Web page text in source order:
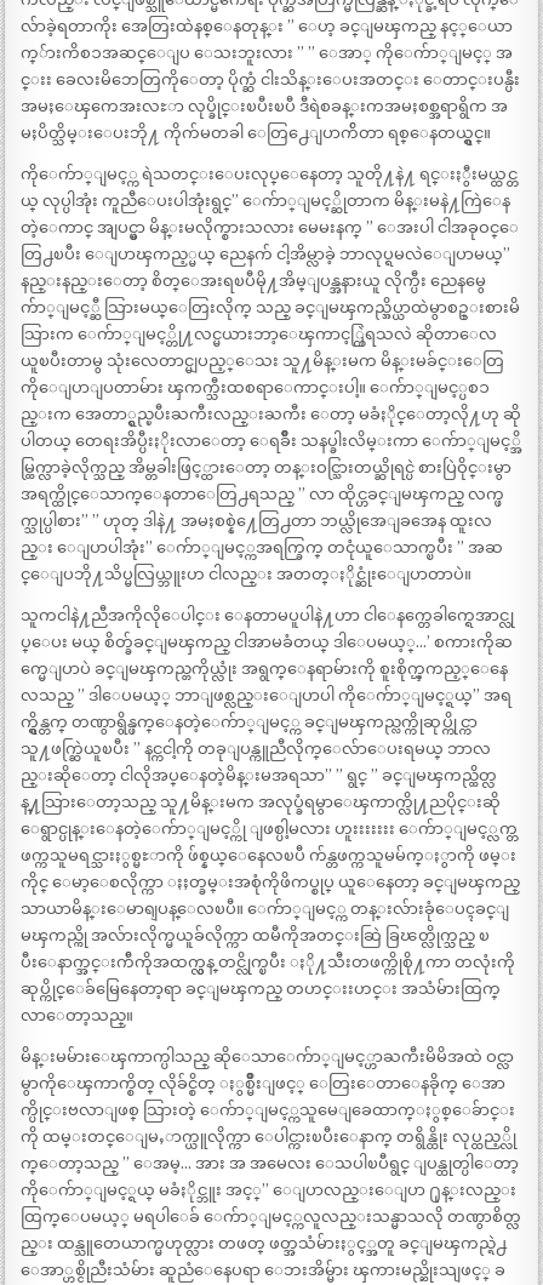
လ်ာခဲ့ရတာကိုး အေတြးထဲနစ္ေနတုန္း ” ေဟ့ ခင္ျမၾကည္ နင့္ေယာ
က္်ားကိစၥအဆင္ေျပ ေသးဘူးလား ” ” ေအာ္ ကိုေက်ာ္ျမင့္ အ
င္းး ခေလးမိဘေတြကိုေတာ့ ပိုက္ဆံ ငါးသိန္းေပးအတင္း ေတာင္းပန္ပီး
အမႈေၾကေအးလႊာ လုပ္ခိုင္းၿပီးၿပီ ဒီရဲစခန္းကအမႈစစ္အရာရွိက အ
မႈပိတ္သိမ္းေပးဘို႔ ကိုက်မတခါ ေတြ႕ေျပာက်ိတာ ရစ္ေနတယ္ရွင္။
ကိုေက်ာ္ျမင့္က ရဲသတင္းေပးလုပ္ေနေတာ့ သူတို႔နဲ႔ ရင္းႏွီးမယ္ထင္တ
ယ္ လုပ္ပါအုံး ကူညီေပးပါအုံးရွင္” ေက်ာ္ျမင့္ဆိုတာက မိန္းမနဲ႔ကြဲေန
တဲ့ေကာင္ အျပင္မွာ မိန္းမလိုက္စားသလား မေမးနက္ ” ေအးပါ ငါအခုဝင္ေ
တြ႕ၿပီး ေျပာၾကည့္မယ္ ညေနက် ငါ့အိမ္လာခဲ့ ဘာလုပ္ရမလဲေျပာမယ္”
နည္းနည္းေတာ့ စိတ္ေအးရၿပီမို႔အိမ္ျပန္အနားယူ လိုက္ပီး ညေနမွေ
က်ာ္ျမင့္ဆီ သြားမယ္ေတြးလိုက္ သည္ ခင္ျမၾကည္အိပ္ယာထဲမွာစဥ္းစားမိ
သြားက ေက်ာ္ျမင့္တို႔လင္မယားဘာ့ေၾကာင့္ကြဲရသလဲ ဆိုတာေလ
ယူၿပီးတာမွ သုံးလေတာင္မျပည့္ေသး သူ႔မိန္းမက မိန္းမခ်င္းေတြ
ကိုေျပာျပတာမ်ား ၾကက္သီးထစရာေကာင္းပါ့။ ေက်ာ္ျမင့္ပစၥ
ည္းက အေတာ္ရွည္ၿပီးႀကီးလည္းႀကီး ေတာ့ မခံႏိုင္ေတာ့လို႔ဟု ဆို
ပါတယ္ တေရးအိပ္ပီးႏိုးလာေတာ့ ေရခ်ိဳး သနပ္ခါးလိမ္းကာ ေက်ာ္ျမင့္အိ
မ္ထြက္လာခဲ့လိုက္သည္ အိမ္တခါးဖြင့္ထားေတာ့ တန္းဝင္သြားတယ္ဆိုရင္ပဲ စားပြဲဝိုင္းမွာ
အရက္ထိုင္ေသာက္ေနတာေတြ႕ရသည္ ” လာ ထိုင္ဟခင္ျမၾကည္ လက္ဖ
က္သုပ္ပါစား” ” ဟုတ္ ဒါနဲ႔ အမႈစစ္နဲ႔ေတြ႕တာ ဘယ္လိုအေျခအေန ထူးလ
ည္း ေျပာပါအုံး” ေက်ာ္ျမင့္ကအရက္ခြက္ တငုံယူေသာက္ၿပီး ” အဆ
င္ေျပဘို႔သိပ္မလြယ္ဘူးဟ ငါလည္း အတတ္ႏိုင္ဆုံးေျပာတာပဲ။
သူကငါနဲ႔ညီအကိုလိုေပါင္း ေနတာမပူပါနဲ႔ဟာ ငါေနက္တေခါက္ရေအာင္လု
ပ္ေပး မယ္ စိတ္ခ်ခင္ျမၾကည္ ငါအာမခံတယ္ ဒါေပမယ့္…’ စကားကိုဆ
က္မေျပာပဲ ခင္ျမၾကည္တကိုယ္လုံး အရွက္ေနရာမ်ားကို စူးစိုက္ၾကည့္ေနေ
လသည္ ” ဒါေပမယ့္ ဘာျဖစ္လည္းေျပာပါ ကိုေက်ာ္ျမင့္ရယ္” အရ
က္ရွိန္တက္ တဏွာရွိန္ဖက္ေနတဲ့ေက်ာ္ျမင့္က ခင္ျမၾကည္လက္ကိုဆုပ္ကိုင္ကာ
သူ႔ဖက္ဆြဲယူၿပီး ” နင္ကငါ့ကို တခုျပန္ကူညီလိုက္ေလ်ာေပးရမယ္ ဘာလ
ည္းဆိုေတာ့ ငါလိုအပ္ေနတဲ့မိန္းမအရသာ” ” ရွင္ ” ခင္ျမၾကည္ထိတ္လ
န္႔သြားေတာ့သည္ သူ႔မိန္းမက အလုပ္ခံရမွာေၾကာက္လို႔ညပိုင္းဆို
ေရွာင္ပုန္းေနတဲ့ေက်ာ္ျမင့္ကို ျဖစ္ပါ့မလား ဟူးးးးးးး ေက်ာ္ျမင့္လက္တ
ဖက္ကသူမရင္သားႏွစ္မႊာကို ဖ်စ္နယ္ေနေလၿပီ က်န္တဖက္ကသူမမ်က္ႏွာကို ဖမ္း
ကိုင္ ေမာ့ေစလိုက္ကာ ႏႈတ္ခမ္းအစုံကိုဖိကပ္စုပ္ ယူေနေတာ့ ခင္ျမၾကည္
သာယာမိန္းေမာရျပန္ေလၿပီ။ ေက်ာ္ျမင့္က တန္းလ်ားခုံေပၚခင္ျ
မၾကည္ကို အလ်ားလိုက္မယူခ်လိုက္ကာ ထမီကိုအတင္းဆြဲ ခြၽတ္လိုက္သည္ ၿ
ပီးေနာက္အင္းက်ီကိုအထက္လွန္ တင္လိုက္ၿပီး ႏို႔သီးတဖက္ကိုစို႔ကာ တလုံးကို
ဆုပ္ကိုင္ေခ်မြေနေတာ့ရာ ခင္ျမၾကည္ တဟင္းးဟင္း အသံမ်ားထြက္
လာေတာ့သည္။
မိန္းမမ်ားေၾကာက္ပါသည္ ဆိုေသာေက်ာ္ျမင့္ဟာႀကီးမိမိအထဲ ဝင္လာ
မွာကိုေၾကာက္စိတ္ လိုခ်င္စိတ္ ႏွစ္မ်ိဳးျဖင့္ ေတြးေတာေနခိုက္ ေအာ
က္ပိုင္းဗလာျဖစ္ သြားတဲ့ ေက်ာ္ျမင့္ကသူမေျခေထာက္ႏွစ္ေခ်ာင္း
ကို ထမ္းတင္ေျမႇာက္ယူလိုက္ကာ ေပါင္ကားၿပီးေနာက္ တရွိန္ထိုး လုပ္ထည့္လို
က္ေတာ့သည္ ” ေအမ့… အား အ အမေလး ေသပါၿပီရွင္ ျပန္ထုတ္ပါေတာ့
ကိုေက်ာ္ျမင့္ရယ္ မခံႏိုင္ဘူး အင့္” ေျပာလည္းေျပာ ႐ုန္းလည္း
ထြက္ေပမယ့္ မရပါေခ် ေက်ာ္ျမင့္ကလူလည္းသန္မာသလို တဏွာစိတ္လ
ည္း ထန္သူတေယာက္မဟုတ္လား တဖတ္ ဖတ္အသံမ်ားႏွင့္အတူ ခင္ျမၾကည္ရဲ႕
ေအာ္ဟစ္ငိုညီးသံမ်ား ဆူညံေနေပရာ ေဘးအိမ္မ်ား ၾကားမည္ဆိုးသျဖင့္ ခ